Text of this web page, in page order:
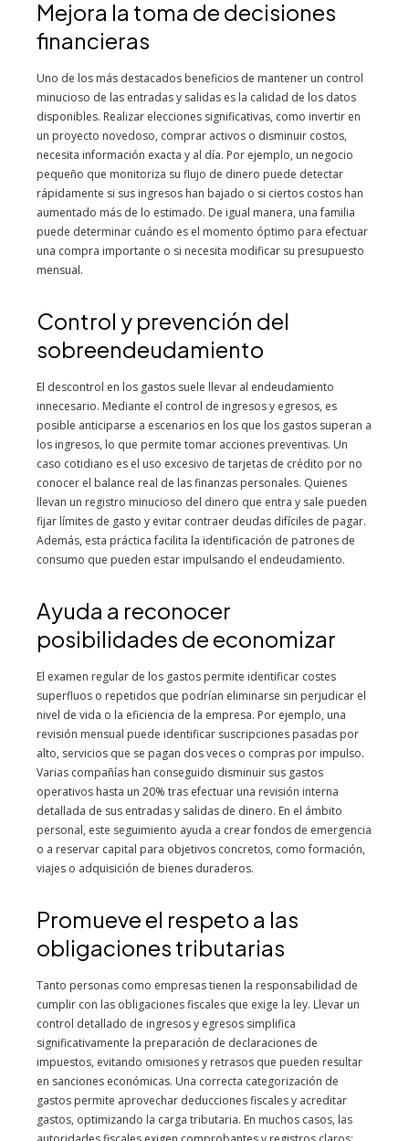
Mejora la toma de decisiones
financieras
Uno de los más destacados beneficios de mantener un control
minucioso de las entradas y salidas es la calidad de los datos
disponibles. Realizar elecciones significativas, como invertir en
un proyecto novedoso, comprar activos o disminuir costos,
necesita información exacta y al día. Por ejemplo, un negocio
pequeño que monitoriza su flujo de dinero puede detectar
rápidamente si sus ingresos han bajado o si ciertos costos han
aumentado más de lo estimado. De igual manera, una familia
puede determinar cuándo es el momento óptimo para efectuar
una compra importante o si necesita modificar su presupuesto
mensual.
Control y prevención del
sobreendeudamiento
El descontrol en los gastos suele llevar al endeudamiento
innecesario. Mediante el control de ingresos y egresos, es
posible anticiparse a escenarios en los que los gastos superan a
los ingresos, lo que permite tomar acciones preventivas. Un
caso cotidiano es el uso excesivo de tarjetas de crédito por no
conocer el balance real de las finanzas personales. Quienes
llevan un registro minucioso del dinero que entra y sale pueden
fijar límites de gasto y evitar contraer deudas difíciles de pagar.
Además, esta práctica facilita la identificación de patrones de
consumo que pueden estar impulsando el endeudamiento.
Ayuda a reconocer
posibilidades de economizar
El examen regular de los gastos permite identificar costes
superfluos o repetidos que podrían eliminarse sin perjudicar el
nivel de vida o la eficiencia de la empresa. Por ejemplo, una
revisión mensual puede identificar suscripciones pasadas por
alto, servicios que se pagan dos veces o compras por impulso.
Varias compañías han conseguido disminuir sus gastos
operativos hasta un 20% tras efectuar una revisión interna
detallada de sus entradas y salidas de dinero. En el ámbito
personal, este seguimiento ayuda a crear fondos de emergencia
o a reservar capital para objetivos concretos, como formación,
viajes o adquisición de bienes duraderos.
Promueve el respeto a las
obligaciones tributarias
Tanto personas como empresas tienen la responsabilidad de
cumplir con las obligaciones fiscales que exige la ley. Llevar un
control detallado de ingresos y egresos simplifica
significativamente la preparación de declaraciones de
impuestos, evitando omisiones y retrasos que pueden resultar
en sanciones económicas. Una correcta categorización de
gastos permite aprovechar deducciones fiscales y acreditar
gastos, optimizando la carga tributaria. En muchos casos, las